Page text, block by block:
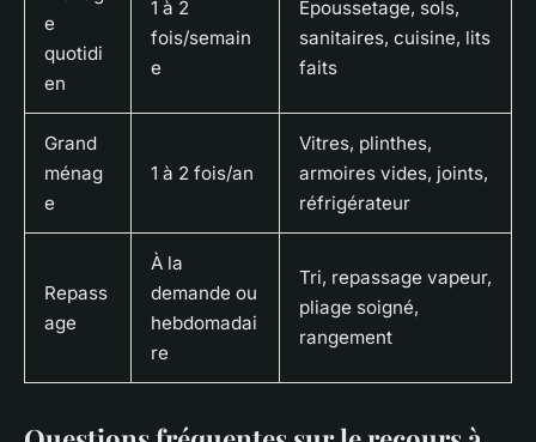
e
quotidi
en
1 à 2
fois/semain
e
Époussetage, sols,
sanitaires, cuisine, lits
faits
Grand
ménag
e
1 à 2 fois/an
Vitres, plinthes,
armoires vides, joints,
réfrigérateur
Repass
age
À la
demande ou
hebdomadai
re
Tri, repassage vapeur,
pliage soigné,
rangement